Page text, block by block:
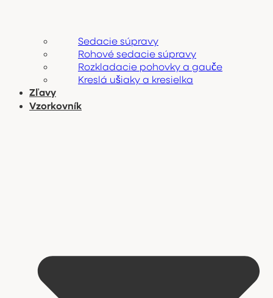
Sedacie súpravy
Rohové sedacie súpravy
Rozkladacie pohovky a gauče
Kreslá ušiaky a kresielka
Zľavy
Vzorkovník